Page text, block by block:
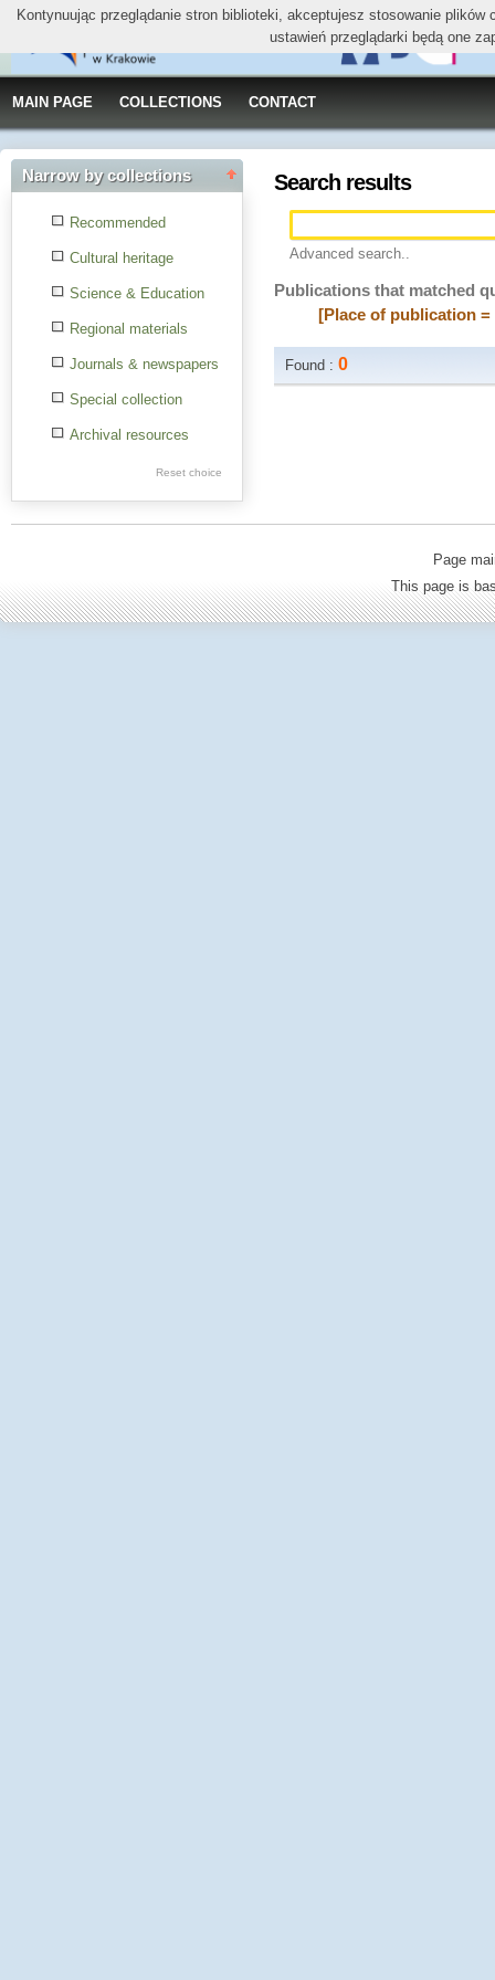
MAIN PAGE COLLECTIONS CONTACT
Narrow by collections
Recommended
Cultural heritage
Science & Education
Regional materials
Journals & newspapers
Special collection
Archival resources
Reset choice
Search results
Advanced search..
Publications that matched
[Place of publication
Found :0
Page
This page is
Kontynuując przeglądanie stron biblioteki, akceptujesz stosowanie
ustawień przeglądarki będą one